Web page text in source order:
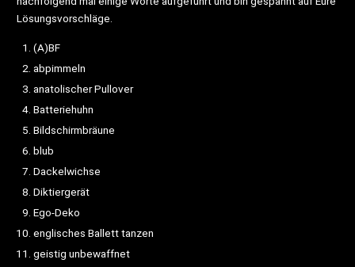
Lösungsvorschläge.
(A)BF
abpimmeln
anatolischer Pullover
Batteriehuhn
Bildschirmbräune
blub
Dackelwichse
Diktiergerät
Ego-Deko
englisches Ballett tanzen
geistig unbewaffnet